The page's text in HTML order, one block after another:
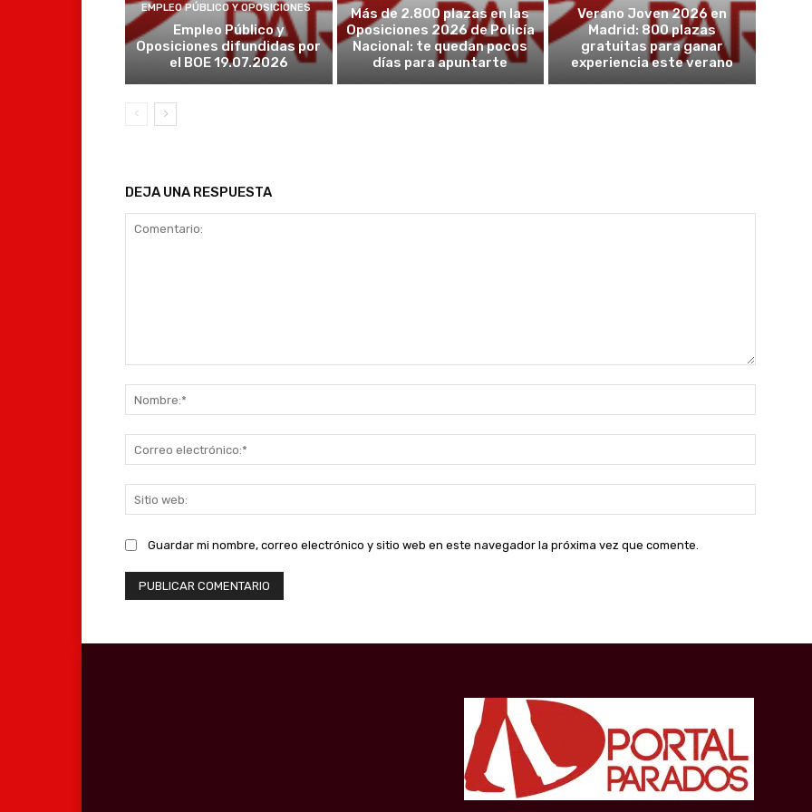
EMPLEO PÚBLICO Y OPOSICIONES
Empleo Público y
Oposiciones difundidas por
el BOE 19.07.2026
Más de 2.800 plazas en las
Oposiciones 2026 de Policía
Nacional: te quedan pocos
días para apuntarte
Verano Joven 2026 en
Madrid: 800 plazas
gratuitas para ganar
experiencia este verano
DEJA UNA RESPUESTA
web:
Guardar mi nombre, correo electrónico y sitio web en este navegador la próxima vez que comente.